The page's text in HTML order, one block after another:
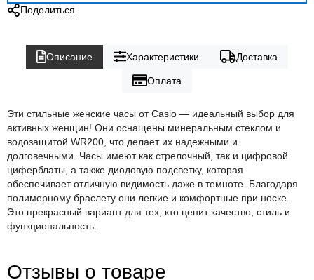
Поделиться
Описание Характеристики Доставка
Оплата
Эти стильные женские часы от Casio — идеальный выбор для
активных женщин! Они оснащены минеральным стеклом и
водозащитой WR200, что делает их надежными и
долговечными. Часы имеют как стрелочный, так и цифровой
циферблаты, а также диодовую подсветку, которая
обеспечивает отличную видимость даже в темноте. Благодаря
полимерному браслету они легкие и комфортные при носке.
Это прекрасный вариант для тех, кто ценит качество, стиль и
функциональность.
Отзывы о товаре